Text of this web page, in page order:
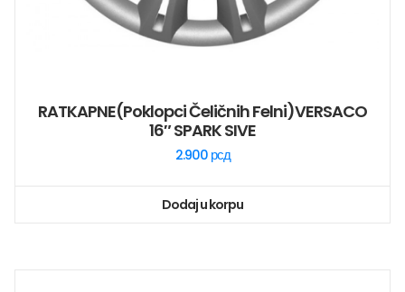
RATKAPNE(poklopci Čeličnih Felni)VERSACO
16″ SPARK SIVE
2.900 рсд
Dodaj u korpu